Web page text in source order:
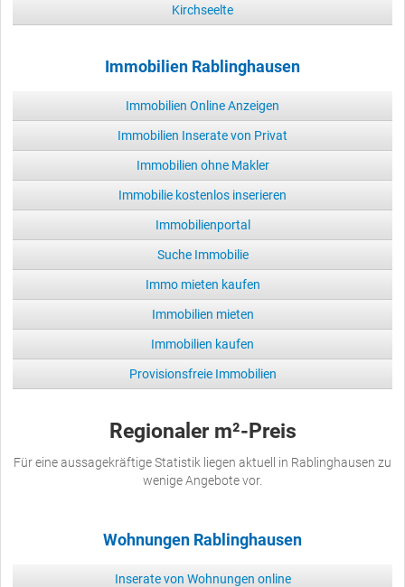
Kirchseelte
Immobilien Rablinghausen
Immobilien Online Anzeigen
Immobilien Inserate von Privat
Immobilien ohne Makler
Immobilie kostenlos inserieren
Immobilienportal
Suche Immobilie
Immo mieten kaufen
Immobilien mieten
Immobilien kaufen
Provisionsfreie Immobilien
Regionaler m²-Preis
Für eine aussagekräftige Statistik liegen aktuell in Rablinghausen zu
wenige Angebote vor.
Wohnungen Rablinghausen
Inserate von Wohnungen online